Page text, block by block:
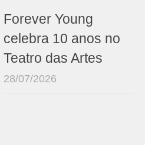
Forever Young
celebra 10 anos no
Teatro das Artes
28/07/2026